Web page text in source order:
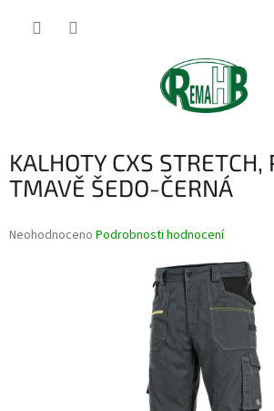
KALHOTY CXS STRETCH,
TMAVĚ ŠEDO-ČERNÁ
Průměrné
Neohodnoceno Podrobnosti hodnocení